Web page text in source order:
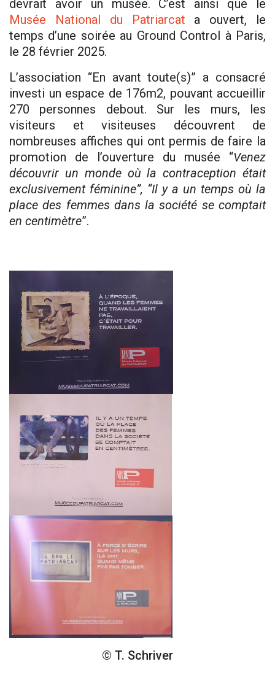
devrait avoir un musée. C’est ainsi que le
Musée National du Patriarcat a ouvert, le
temps d’une soirée au Ground Control à Paris,
le 28 février 2025.
L’association “En avant toute(s)” a consacré
investi un espace de 176m2, pouvant accueillir
270 personnes debout. Sur les murs, les
visiteurs et visiteuses découvrent de
nombreuses affiches qui ont permis de faire la
promotion de l’ouverture du musée “Venez
découvrir un monde où la contraception était
exclusivement féminine”, “Il y a un temps où la
place des femmes dans la société se comptait
en centimètre”.
© T. Schriver